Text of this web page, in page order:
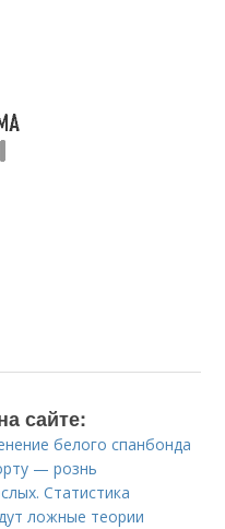
сайте:
белого спанбонда
— рознь
Статистика
ложные теории